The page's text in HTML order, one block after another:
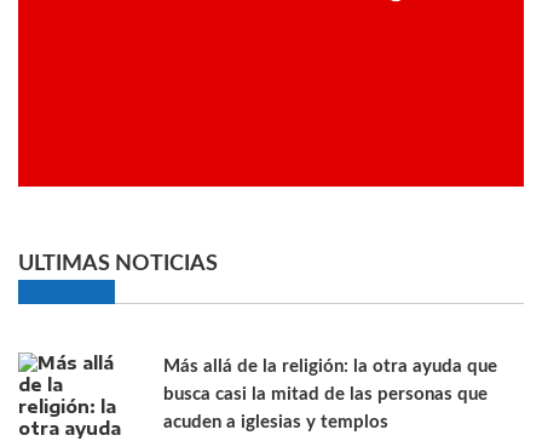
ULTIMAS NOTICIAS
Más allá de la religión: la otra ayuda que
busca casi la mitad de las personas que
acuden a iglesias y templos